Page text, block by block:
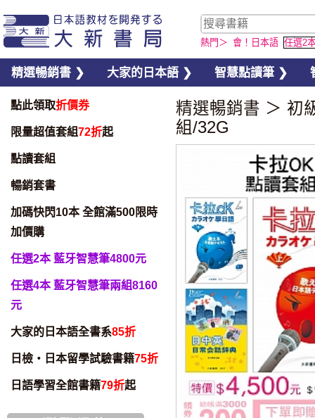
熱門＞ 會！日本語 任選2
精選暢銷書 ❯ 大家的日本語 ❯ 智慧點讀筆 ❯
點此領取折價券
限量超值套組72折起
點讀套組
暢銷套書
加碼快閃10本 全館滿500限時
加價購
任選2本 藍牙智慧筆4800元
任選4本 藍牙智慧筆兩組8160
元
大家的日本語全書系85折
日檢・日本留學試驗書籍75折
日語學習全館書籍79折起
精選暢銷書 ＞ 初
組/32G